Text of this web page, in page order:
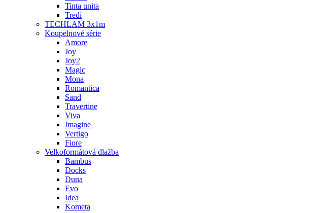
Tinta unita
Tredi
TECHLAM 3x1m
Koupelnové série
Amore
Joy
Joy2
Magic
Mona
Romantica
Sand
Travertine
Viva
Imagine
Vertigo
Fiore
Velkoformátová dlažba
Bambus
Docks
Duna
Evo
Idea
Kometa